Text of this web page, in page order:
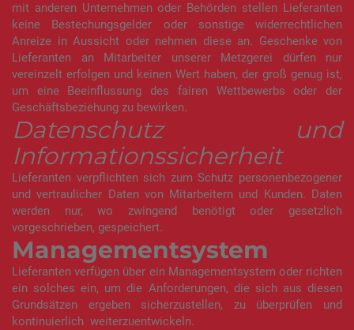
mit anderen Unternehmen oder Behörden stellen Lieferanten
keine Bestechungsgelder oder sonstige widerrechtlichen
Anreize in Aussicht oder nehmen diese an. Geschenke von
Lieferanten an Mitarbeiter unserer Metzgerei dürfen nur
vereinzelt erfolgen und keinen Wert haben, der groß genug ist,
um eine Beeinflussung des fairen Wettbewerbs oder der
Geschäftsbeziehung zu bewirken.
Datenschutz und
Informationssicherheit
Lieferanten verpflichten sich zum Schutz personenbezogener
und vertraulicher Daten von Mitarbeitern und Kunden. Daten
werden nur, wo zwingend benötigt oder gesetzlich
vorgeschrieben, gespeichert.
Managementsystem
Lieferanten verfügen über ein Managementsystem oder richten
ein solches ein, um die Anforderungen, die sich aus diesen
Grundsätzen ergeben sicherzustellen, zu überprüfen und
kontinuierlich weiterzuentwickeln.